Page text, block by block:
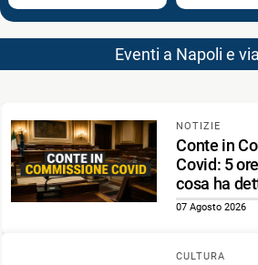
Eventi a Napoli e
NOTIZIE
Conte in
Covid: 5
cosa ha
07 Agosto 2026
CULTURA